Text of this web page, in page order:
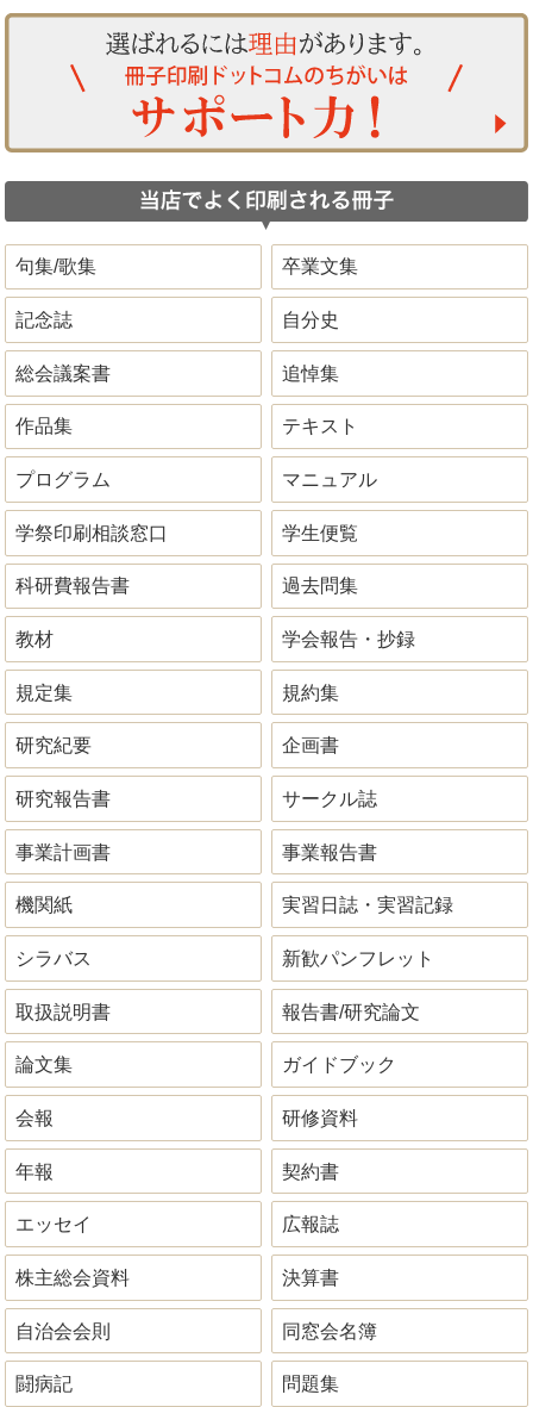
句集/歌集 卒業文集
記念誌 自分史
総会議案書 追悼集
作品集 テキスト
プログラム マニュアル
学祭印刷相談窓口 学生便覧
科研費報告書 過去問集
教材 学会報告・抄録
規定集 規約集
研究紀要 企画書
研究報告書 サークル誌
事業計画書 事業報告書
機関紙 実習日誌・実習記録
シラバス 新歓パンフレット
取扱説明書 報告書/研究論文
論文集 ガイドブック
会報 研修資料
年報 契約書
エッセイ 広報誌
株主総会資料 決算書
自治会会則 同窓会名簿
闘病記 問題集